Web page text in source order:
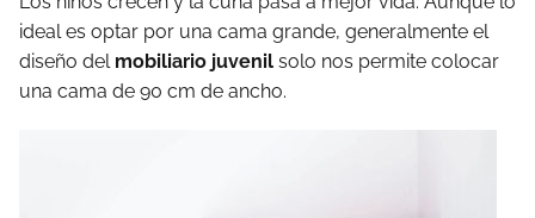
ideal es optar por una cama grande, generalmente el
diseño del mobiliario juvenil solo nos permite colocar
una cama de 90 cm de ancho.